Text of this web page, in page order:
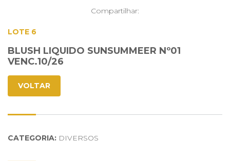
Compartilhar:
LOTE 6
BLUSH LIQUIDO SUNSUMMEER Nº01
VENC.10/26
VOLTAR
CATEGORIA: DIVERSOS